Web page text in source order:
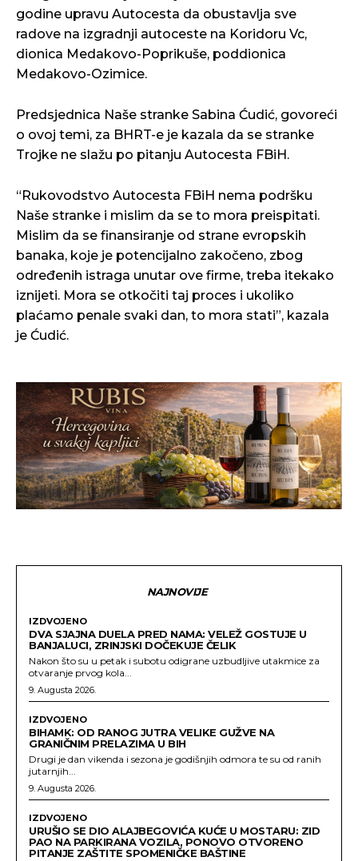
godine upravu Autocesta da obustavlja sve
radove na izgradnji autoceste na Koridoru Vc,
dionica Medakovo-Poprikuše, poddionica
Medakovo-Ozimice.
Predsjednica Naše stranke Sabina Ćudić, govoreći
o ovoj temi, za BHRT-e je kazala da se stranke
Trojke ne slažu po pitanju Autocesta FBiH.
“Rukovodstvo Autocesta FBiH nema podršku
Naše stranke i mislim da se to mora preispitati.
Mislim da se finansiranje od strane evropskih
banaka, koje je potencijalno zakočeno, zbog
određenih istraga unutar ove firme, treba itekako
iznijeti. Mora se otkočiti taj proces i ukoliko
plaćamo penale svaki dan, to mora stati”, kazala
je Ćudić.
NAJNOVIJE
IZDVOJENO
DVA SJAJNA DUELA PRED NAMA: VELEŽ GOSTUJE U
BANJALUCI, ZRINJSKI DOČEKUJE ČELIK
Nakon što su u petak i subotu odigrane uzbudljive utakmice za
otvaranje prvog kola...
9. Augusta 2026.
IZDVOJENO
BIHAMK: OD RANOG JUTRA VELIKE GUŽVE NA
GRANIČNIM PRELAZIMA U BIH
Drugi je dan vikenda i sezona je godišnjih odmora te su od ranih
jutarnjih...
9. Augusta 2026.
IZDVOJENO
URUŠIO SE DIO ALAJBEGOVIĆA KUĆE U MOSTARU: ZID
PAO NA PARKIRANA VOZILA, PONOVO OTVORENO
PITANJE ZAŠTITE SPOMENIČKE BAŠTINE